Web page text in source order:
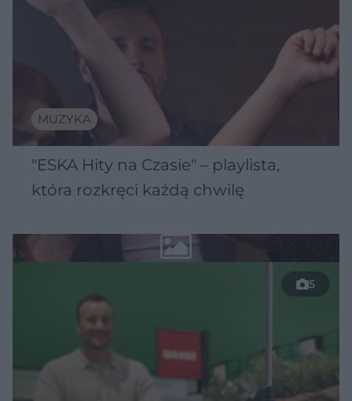
MUZYKA
"ESKA Hity na Czasie" – playlista,
która rozkręci każdą chwilę
5